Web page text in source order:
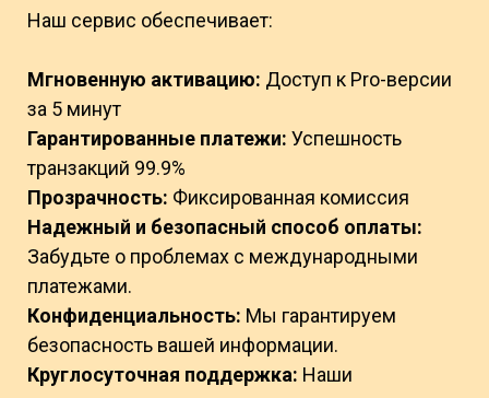
Наш сервис обеспечивает:
Мгновенную активацию: Доступ к Pro-версии
за 5 минут
Гарантированные платежи: Успешность
транзакций 99.9%
Прозрачность: Фиксированная комиссия
Надежный и безопасный способ оплаты:
Забудьте о проблемах с международными
платежами.
Конфиденциальность: Мы гарантируем
безопасность вашей информации.
Круглосуточная поддержка: Наши